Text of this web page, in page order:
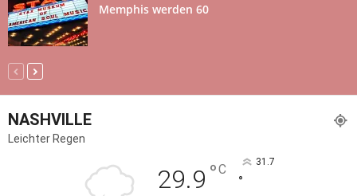
Memphis werden 60
NASHVILLE
Leichter Regen
29.9 °C 31.7
°